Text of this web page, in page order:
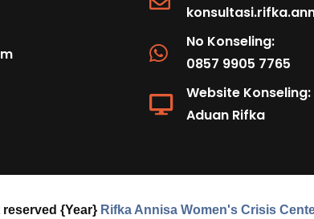
No Konseling:
0857 9905 7765
Website Konseling:
Aduan Rifka
{Year} Rifka Annisa Women's Crisis